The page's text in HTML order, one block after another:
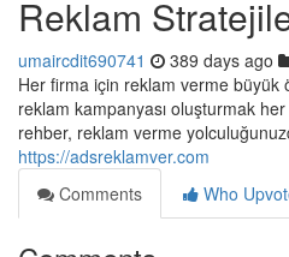
Reklam
umaircdit690741 389 days ago
Her firma için reklam verme büyük
reklam kampanyası oluşturmak
rehber, reklam verme
https://adsreklamver.com
Comments
Who